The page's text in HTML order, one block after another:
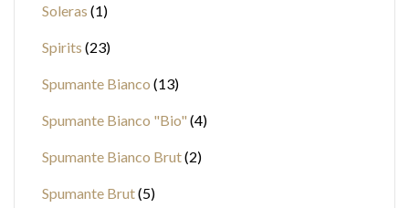
Soleras 1
Spirits 23
Spumante Bianco 13
Spumante Bianco "Bio" 4
Spumante Bianco Brut 2
Spumante Brut 5